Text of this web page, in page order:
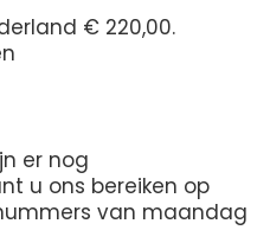
€ 220,00.
er nog
u ons bereiken op
van maandag